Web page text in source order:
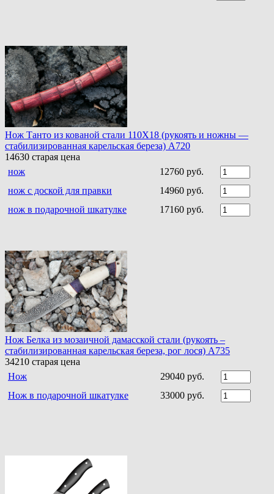
Нож Танто из кованой стали 110Х18 (рукоять и ножны —
стабилизированная карельская береза) A720
14630 старая цена
нож
12760 руб.
нож с доской для правки
14960 руб.
нож в подарочной шкатулке
17160 руб.
Нож Белка из мозаичной дамасской стали (рукоять –
стабилизированная карельская береза, рог лося) A735
34210 старая цена
Нож
29040 руб.
Нож в подарочной шкатулке
33000 руб.